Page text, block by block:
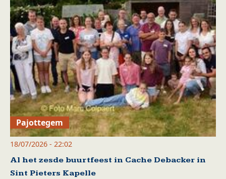
Pajottegem
18/07/2026 - 22:02
Al het zesde buurtfeest in Cache Debacker in
Sint Pieters Kapelle